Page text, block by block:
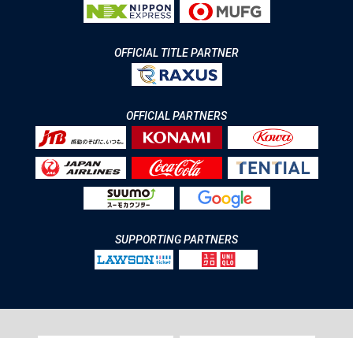
OFFICIAL TITLE PARTNER
OFFICIAL PARTNERS
SUPPORTING PARTNERS